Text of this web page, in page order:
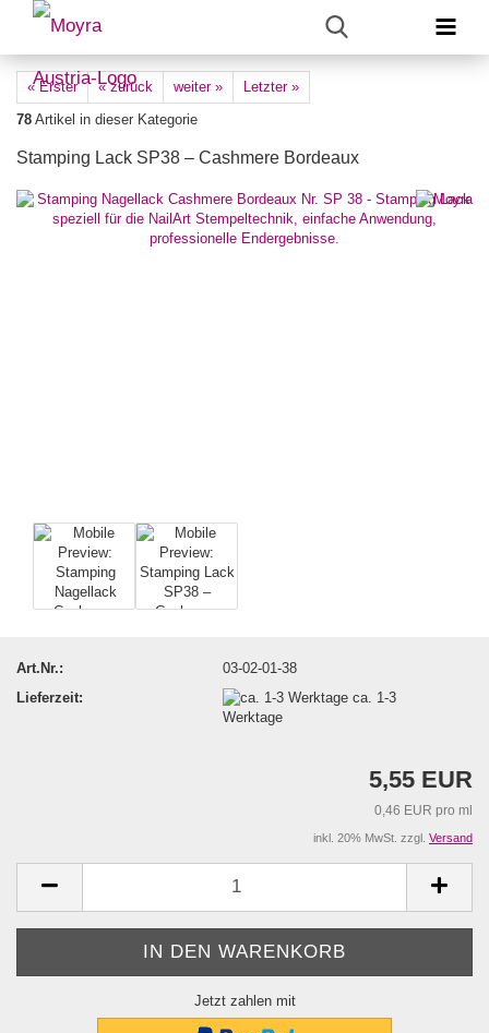
« Erster « zurück weiter »
Letzter »
78 Artikel in dieser Kategorie
Stamping Lack SP38 – Cashmere Bordeaux
Art.Nr.:
03-02-01-38
Lieferzeit:
ca. 1-3
Werktage
5,55 EUR
0,46 EUR pro ml
inkl. 20% MwSt. zzgl. Versand
Jetzt zahlen mit